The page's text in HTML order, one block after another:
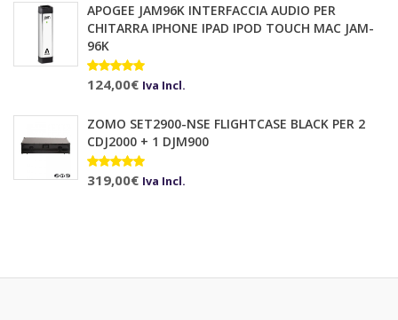
APOGEE JAM96K INTERFACCIA AUDIO PER
CHITARRA IPHONE IPAD IPOD TOUCH MAC JAM-
96K
Valutato
5.00su 5
124,00€ Iva Incl.
ZOMO SET2900-NSE FLIGHTCASE BLACK PER 2
CDJ2000 + 1 DJM900
Valutato
5.00su 5
319,00€ Iva Incl.